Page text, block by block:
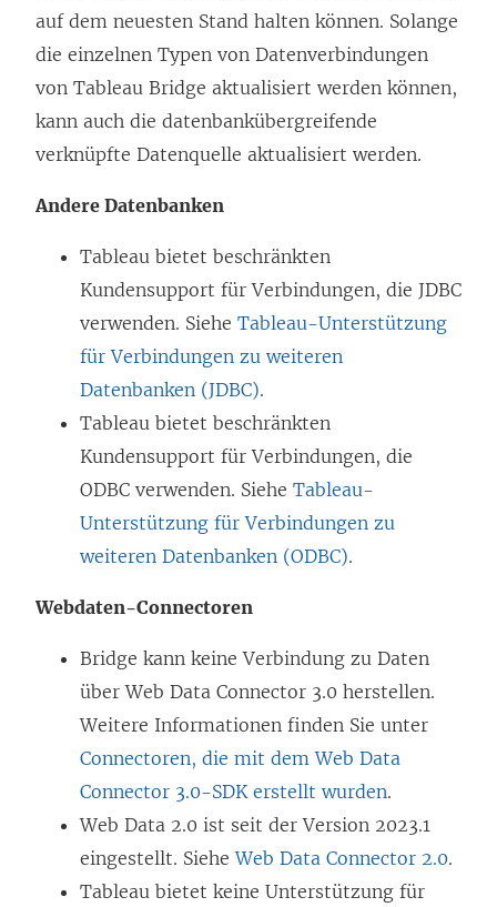
auf dem neuesten Stand halten können. Solange
die einzelnen Typen von Datenverbindungen
von Tableau Bridge aktualisiert werden können,
kann auch die datenbankübergreifende
verknüpfte Datenquelle aktualisiert werden.
Andere Datenbanken
Tableau bietet beschränkten
Kundensupport für Verbindungen, die JDBC
verwenden. Siehe Tableau-Unterstützung
für Verbindungen zu weiteren
Datenbanken (JDBC).
Tableau bietet beschränkten
Kundensupport für Verbindungen, die
ODBC verwenden. Siehe Tableau-
Unterstützung für Verbindungen zu
weiteren Datenbanken (ODBC).
Webdaten-Connectoren
Bridge kann keine Verbindung zu Daten
über Web Data Connector 3.0 herstellen.
Weitere Informationen finden Sie unter
Connectoren, die mit dem Web Data
Connector 3.0-SDK erstellt wurden.
Web Data 2.0 ist seit der Version 2023.1
eingestellt. SieheWeb Data Connector 2.0.
Tableau bietet keine Unterstützung für